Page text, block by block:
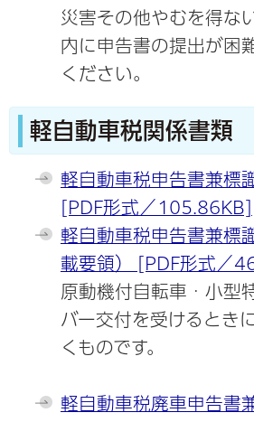
災害その他やむを得な
内に申告書の提出が困
ください。
軽自動車税関係書類
軽自動車税申告書兼標
[PDF形式／105.86KB]
軽自動車税申告書兼標
載要領） [PDF形式／
原動機付自転車・小型
バー交付を受けるとき
くものです。
軽自動車税廃車申告書